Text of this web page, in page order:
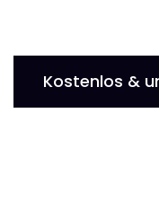
Kostenlos &